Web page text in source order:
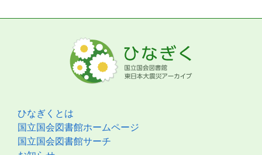
ひなぎくとは
国立国会図書館ホームページ
国立国会図書館サーチ